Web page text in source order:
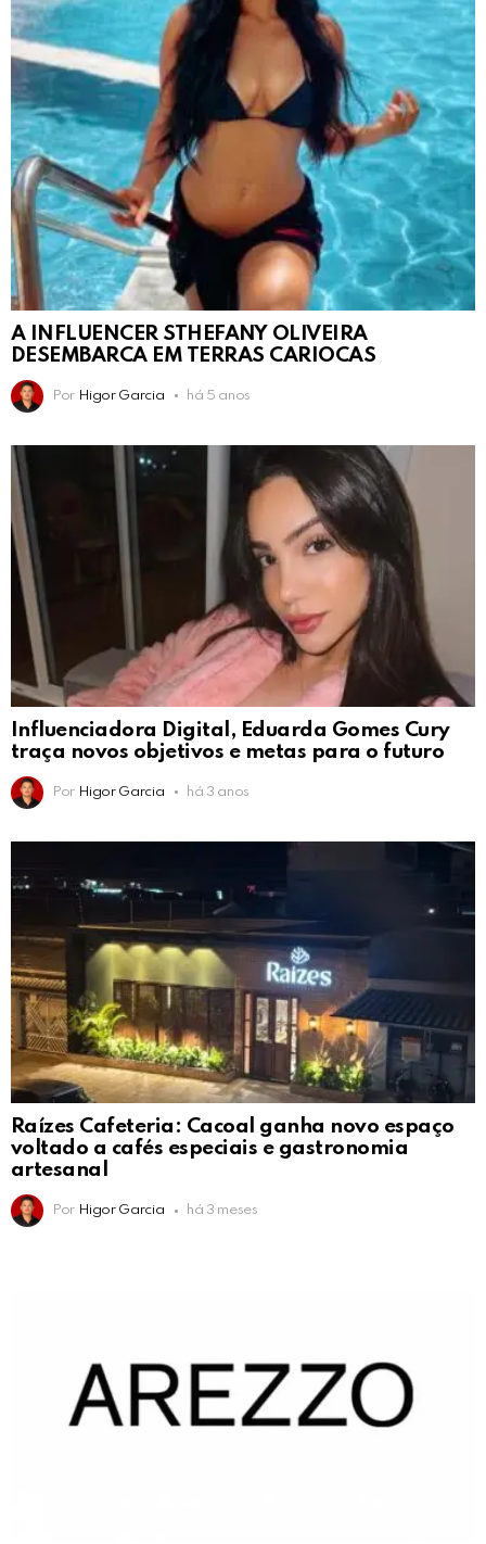
A INFLUENCER STHEFANY OLIVEIRA
DESEMBARCA EM TERRAS CARIOCAS
Por Higor Garcia há 5 anos
Influenciadora Digital, Eduarda Gomes Cury
traça novos objetivos e metas para o futuro
Por Higor Garcia há 3 anos
Raízes Cafeteria: Cacoal ganha novo espaço
voltado a cafés especiais e gastronomia
artesanal
Por Higor Garcia há 3 meses